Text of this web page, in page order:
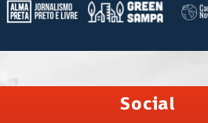
Social